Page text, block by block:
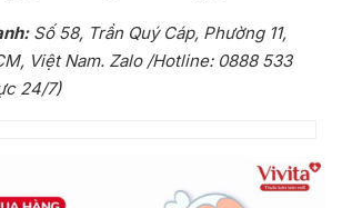
Số 58, Trần Quý Cáp, Phường 11,
Việt Nam. Zalo /Hotline: 0888 533
24/7)